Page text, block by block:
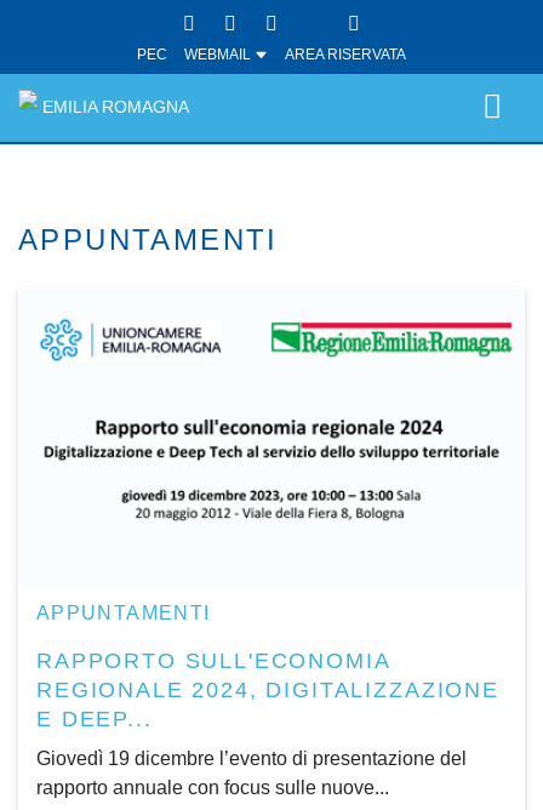
PEC WEBMAIL AREA RISERVATA
EMILIA ROMAGNA
APPUNTAMENTI
APPUNTAMENTI
RAPPORTO SULL'ECONOMIA
REGIONALE 2024, DIGITALIZZAZIONE
E DEEP...
Giovedì 19 dicembre l’evento di presentazione del
rapporto annuale con focus sulle nuove...